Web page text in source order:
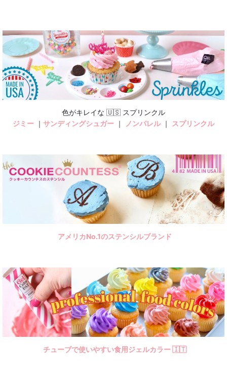
色がキレイな 🇺🇸 スプリンクル
ジミー ｜ サンディングシュガー ｜ ノンパレル｜ スプリンクル
アメリカNo.1のステンシルブランド
チューブで使いやすい食用ジェルカラー 🇮🇹